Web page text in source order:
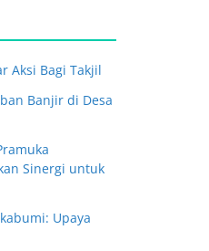
Aksi Bagi Takjil
Banjir di Desa
Sinergi untuk
Upaya